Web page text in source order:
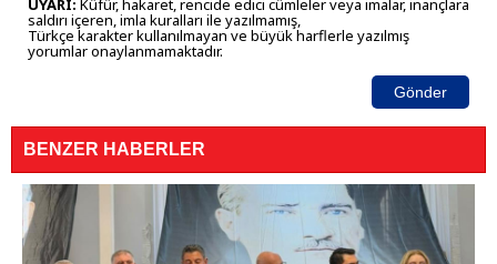
UYARI: Küfür, hakaret, rencide edici cümleler veya imalar, inançlara
saldırı içeren, imla kuralları ile yazılmamış,
Türkçe karakter kullanılmayan ve büyük harflerle yazılmış
yorumlar onaylanmamaktadır.
Gönder
BENZER HABERLER